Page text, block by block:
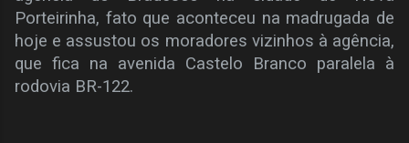
Porteirinha, fato que aconteceu na madrugada de
hoje e assustou os moradores vizinhos à agência,
que fica na avenida Castelo Branco paralela à
rodovia BR-122.